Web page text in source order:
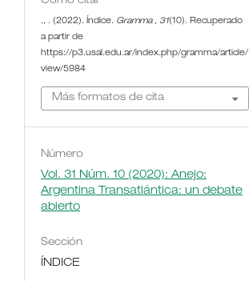
., . (2022). Índice. Gramma , 31(10). Recuperado
a partir de
https://p3.usal.edu.ar/index.php/gramma/article/
view/5984
Más formatos de cita
Número
Vol. 31 Núm. 10 (2020): Anejo:
Argentina Transatlántica: un debate
abierto
Sección
ÍNDICE